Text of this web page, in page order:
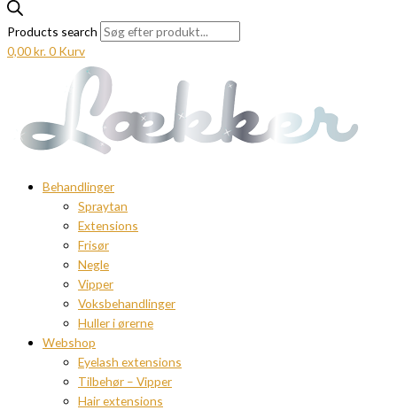
Products search
0,00kr.0 Kurv
Behandlinger
Spraytan
Extensions
Frisør
Negle
Vipper
Voksbehandlinger
Huller i ørerne
Webshop
Eyelash extensions
Tilbehør – Vipper
Hair extensions